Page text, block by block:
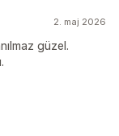
2. maj 2026
güzel.